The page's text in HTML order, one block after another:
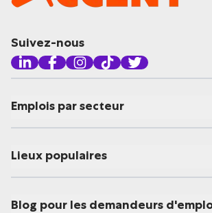
Suivez-nous
Emplois par secteur
Lieux populaires
Blog pour les demandeurs